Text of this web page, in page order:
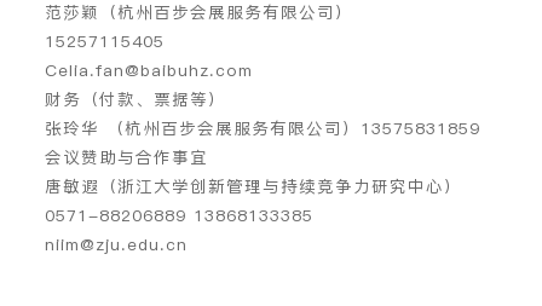
范莎颖（杭州百步会展服务有限公司）
15257115405
Celia.fan@baibuhz.com
财务（付款、票据等）
张玲华 （杭州百步会展服务有限公司）13575831859
会议赞助与合作事宜
唐敏遐（浙江大学创新管理与持续竞争力研究中心）
0571-88206889 13868133385
niim@zju.edu.cn